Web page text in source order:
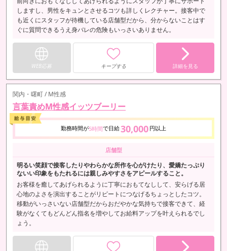
しますし、男性をキュンとさせるコツも詳しくレクチャー。接客中で
も近くにスタッフが待機している店舗型だから、分からないことはす
ぐに質問できるうえ身バレの危険もいっさいありません。
WEB応募 キープする 詳細を見る
関内・曙町 / M性感
言葉責めM性感イッツブーリー
勤務時間が5時間で日給30,000 円以上
店舗型
明るい笑顔で接客したりやわらかな所作を心がけたり、愛嬌たっぷり
ないい印象をもたれるには親しみやすさをアピールすること。
お客様を癒してあげられるように丁寧におもてなしして、安らげる居
心地のよさを演出することがリピートにつなげるちょっとしたコツ。
移動がいっさいない店舗型だからおだやかな気持ちで接客できて、経
験がなくてもどんどん指名を増やしてお給料アップを叶えられるでし
ょう。